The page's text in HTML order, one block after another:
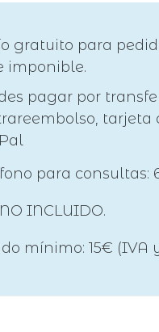
gratuito para
imponible.
pagar por
tarjeta
para consultas:
INCLUIDO.
mínimo: 15€ (IVA